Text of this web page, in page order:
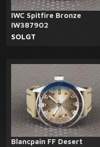
IWC Spitfire Bronze
IW387902
SOLGT
Blancpain FF Desert